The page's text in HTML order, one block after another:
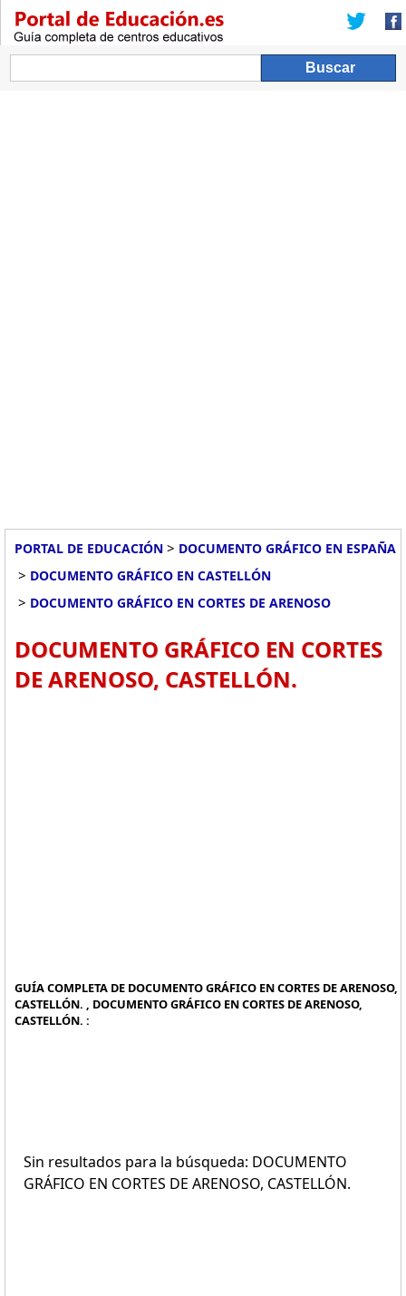
PORTAL DE EDUCACIÓN > DOCUMENTO GRÁFICO EN ESPAÑA
> DOCUMENTO GRÁFICO EN CASTELLÓN
> DOCUMENTO GRÁFICO EN CORTES DE ARENOSO
DOCUMENTO GRÁFICO EN CORTES
DE ARENOSO, CASTELLÓN.
GUÍA COMPLETA DE DOCUMENTO GRÁFICO EN CORTES DE ARENOSO,
CASTELLÓN. , DOCUMENTO GRÁFICO EN CORTES DE ARENOSO,
CASTELLÓN. :
Sin resultados para la búsqueda: DOCUMENTO
GRÁFICO EN CORTES DE ARENOSO, CASTELLÓN.